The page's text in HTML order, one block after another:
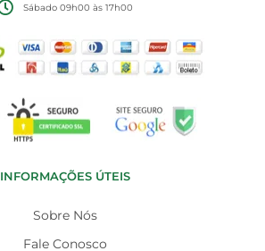
Sábado 09h00 às 17h00
INFORMAÇÕES ÚTEIS
Sobre Nós
Fale Conosco